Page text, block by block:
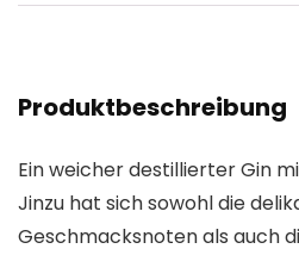
Produktbeschreibung
Ein weicher destillierter Gin
Jinzu hat sich sowohl die
Geschmacksnoten als auch